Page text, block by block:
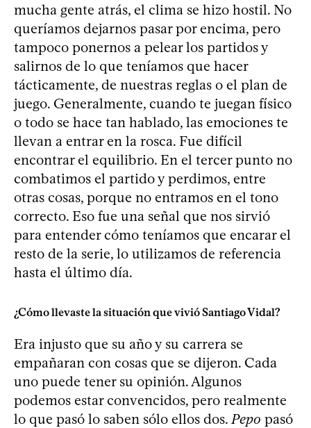
mucha gente atrás, el clima se hizo hostil. No
queríamos dejarnos pasar por encima, pero
tampoco ponernos a pelear los partidos y
salirnos de lo que teníamos que hacer
tácticamente, de nuestras reglas o el plan de
juego. Generalmente, cuando te juegan físico
o todo se hace tan hablado, las emociones te
llevan a entrar en la rosca. Fue difícil
encontrar el equilibrio. En el tercer punto no
combatimos el partido y perdimos, entre
otras cosas, porque no entramos en el tono
correcto. Eso fue una señal que nos sirvió
para entender cómo teníamos que encarar el
resto de la serie, lo utilizamos de referencia
hasta el último día.
¿Cómo llevaste la situación que vivió Santiago Vidal?
Era injusto que su año y su carrera se
empañaran con cosas que se dijeron. Cada
uno puede tener su opinión. Algunos
podemos estar convencidos, pero realmente
lo que pasó lo saben sólo ellos dos. Pepo pasó